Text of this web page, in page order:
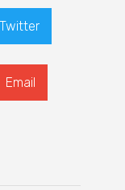
Twitter
Email